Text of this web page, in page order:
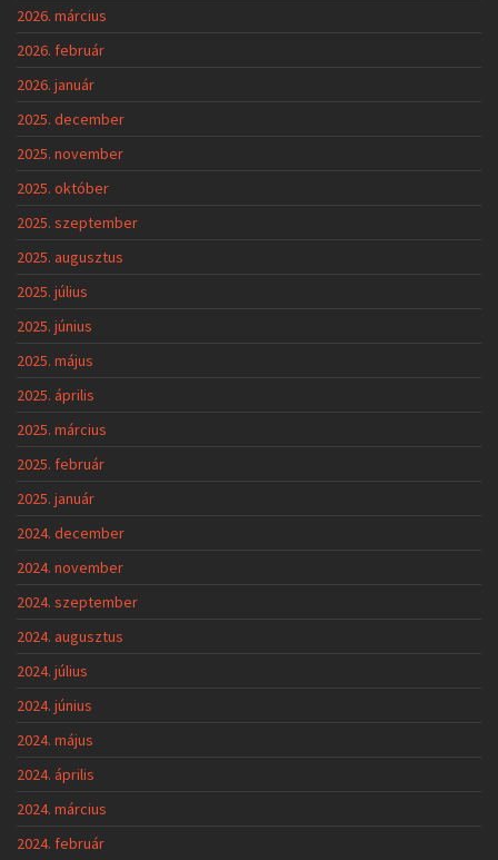
2026. március
2026. február
2026. január
2025. december
2025. november
2025. október
2025. szeptember
2025. augusztus
2025. július
2025. június
2025. május
2025. április
2025. március
2025. február
2025. január
2024. december
2024. november
2024. szeptember
2024. augusztus
2024. július
2024. június
2024. május
2024. április
2024. március
2024. február